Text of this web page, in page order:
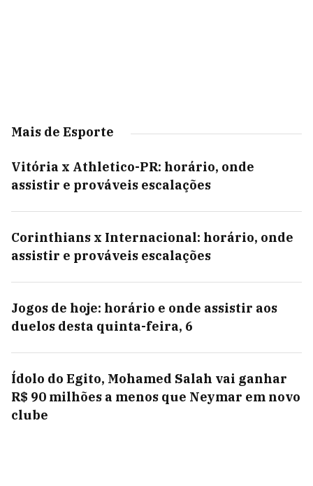
Mais de Esporte
Vitória x Athletico-PR: horário, onde
assistir e prováveis escalações
Corinthians x Internacional: horário, onde
assistir e prováveis escalações
Jogos de hoje: horário e onde assistir aos
duelos desta quinta-feira, 6
Ídolo do Egito, Mohamed Salah vai ganhar
R$ 90 milhões a menos que Neymar em novo
clube